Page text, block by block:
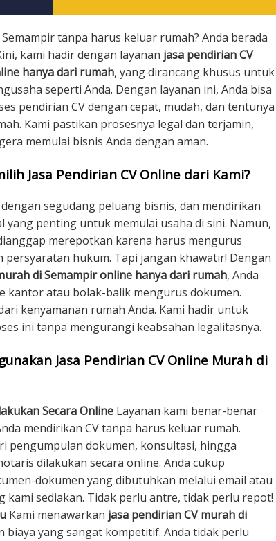
tanpa harus keluar rumah? Anda berada
kami hadir dengan layanan jasa pendirian CV
hanya dari rumah, yang dirancang khusus untuk
seperti Anda. Dengan layanan ini, Anda bisa
pendirian CV dengan cepat, mudah, dan tentunya
Kami pastikan prosesnya legal dan terjamin,
memulai bisnis Anda dengan aman.
Jasa Pendirian CV Online dari Kami?
segudang peluang bisnis, dan mendirikan
yang penting untuk memulai usaha di sini. Namun,
merepotkan karena harus mengurus
persyaratan hukum. Tapi jangan khawatir! Dengan
di Semampir online hanya dari rumah, Anda
kantor atau bolak-balik mengurus dokumen.
kenyamanan rumah Anda. Kami hadir untuk
ini tanpa mengurangi keabsahan legalitasnya.
Jasa Pendirian CV Online Murah di
Secara Online Layanan kami benar-benar
mendirikan CV tanpa harus keluar rumah.
pengumpulan dokumen, konsultasi, hingga
dilakukan secara online. Anda cukup
dokumen yang dibutuhkan melalui email atau
kami sediakan. Tidak perlu antre, tidak perlu repot!
Kami menawarkan jasa pendirian CV murah di
biaya yang sangat kompetitif. Anda tidak perlu